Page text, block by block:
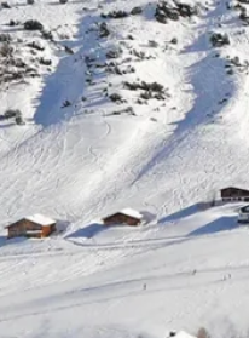
mit den
einen Skiurlaub in den